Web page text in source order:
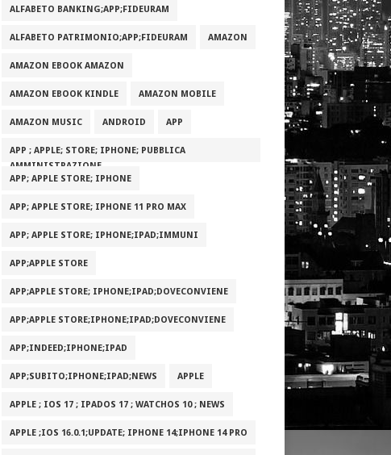
ALFABETO BANKING;APP;FIDEURAM
ALFABETO PATRIMONI‪O‬;APP;FIDEURAM AMAZON
AMAZON EBOOK AMAZON
AMAZON EBOOK KINDLE AMAZON MOBILE
AMAZON MUSIC ANDROID APP
APP ; APPLE; STORE; IPHONE; PUBBLICA
AMMINISTRAZIONE
APP; APPLE STORE; IPHONE
APP; APPLE STORE; IPHONE 11 PRO MAX
APP; APPLE STORE; IPHONE;IPAD;IMMUNI
APP;APPLE STORE
APP;APPLE STORE; IPHONE;IPAD;DOVECONVIENE
APP;APPLE STORE;IPHONE;IPAD;DOVECONVIENE
APP;INDEED;IPHONE;IPAD
APP;SUBITO;IPHONE;IPAD;NEWS APPLE
APPLE ; IOS 17 ; IPADOS 17 ; WATCHOS 10 ; NEWS
APPLE ;IOS 16.0.1;UPDATE; IPHONE 14;IPHONE 14 PRO